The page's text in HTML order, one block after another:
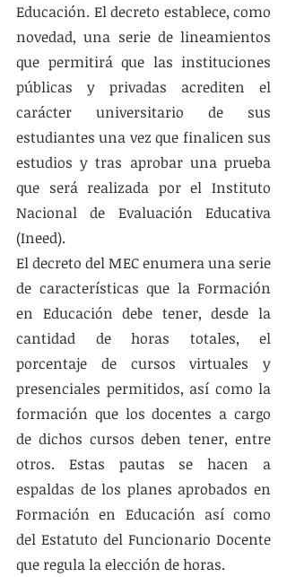
Educación. El decreto establece, como
novedad, una serie de lineamientos
que permitirá que las instituciones
públicas y privadas acrediten el
carácter universitario de sus
estudiantes una vez que finalicen sus
estudios y tras aprobar una prueba
que será realizada por el Instituto
Nacional de Evaluación Educativa
(Ineed).
El decreto del MEC enumera una serie
de características que la Formación
en Educación debe tener, desde la
cantidad de horas totales, el
porcentaje de cursos virtuales y
presenciales permitidos, así como la
formación que los docentes a cargo
de dichos cursos deben tener, entre
otros. Estas pautas se hacen a
espaldas de los planes aprobados en
Formación en Educación así como
del Estatuto del Funcionario Docente
que regula la elección de horas.